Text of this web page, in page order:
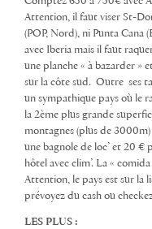
Attention, il faut viser St-
(POP, Nord), ni Punta Cana
avec Iberia mais il faut
une planche « à bazarder »
sur la côte sud. Outre ses
un sympathique pays où le
la 2ème plus grande
montagnes (plus de
une bagnole de loc’ et 20
hôtel avec clim’. La «
Attention, le pays est sur la
prévoyez du cash ou
LES PLUS :